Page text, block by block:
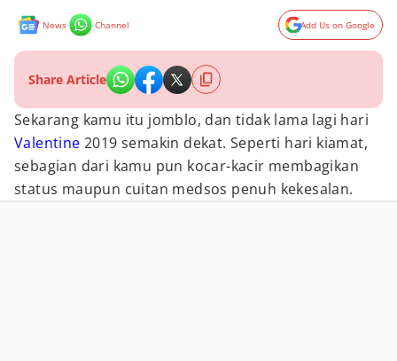
News Channel Add Us on Google
Share Article
Sekarang kamu itu jomblo, dan tidak lama lagi hari
Valentine 2019 semakin dekat. Seperti hari kiamat,
sebagian dari kamu pun kocar-kacir membagikan
status maupun cuitan medsos penuh kekesalan.